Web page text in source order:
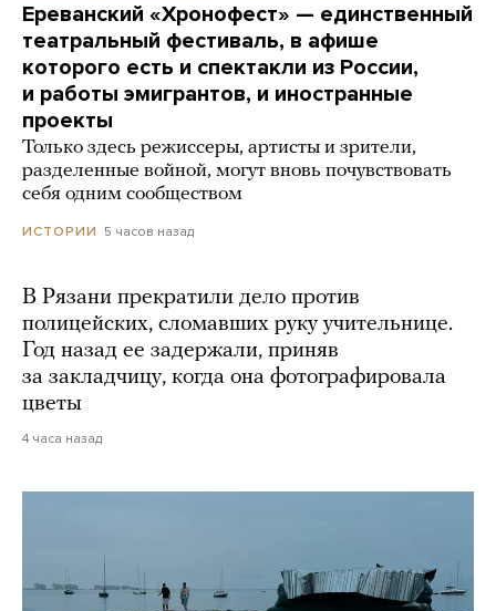
Ереванский «Хронофест» — единственный
театральный фестиваль, в афише
которого есть и спектакли из России,
и работы эмигрантов, и иностранные
проекты
Только здесь режиссеры, артисты и зрители,
разделенные войной, могут вновь почувствовать
себя одним сообществом
ИСТОРИИ 5 часов назад
В Рязани прекратили дело против
полицейских, сломавших руку учительнице.
Год назад ее задержали, приняв
за закладчицу, когда она фотографировала
цветы
4 часа назад